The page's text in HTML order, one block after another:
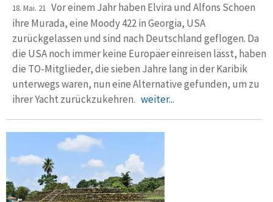
18. Mai. 21 Vor einem Jahr haben Elvira und Alfons Schoen
ihre Murada, eine Moody 422 in Georgia, USA
zurückgelassen und sind nach Deutschland geflogen. Da
die USA noch immer keine Europäer einreisen lässt, haben
die TO-Mitglieder, die sieben Jahre lang in der Karibik
unterwegs waren, nun eine Alternative gefunden, um zu
ihrer Yacht zurückzukehren. weiter...